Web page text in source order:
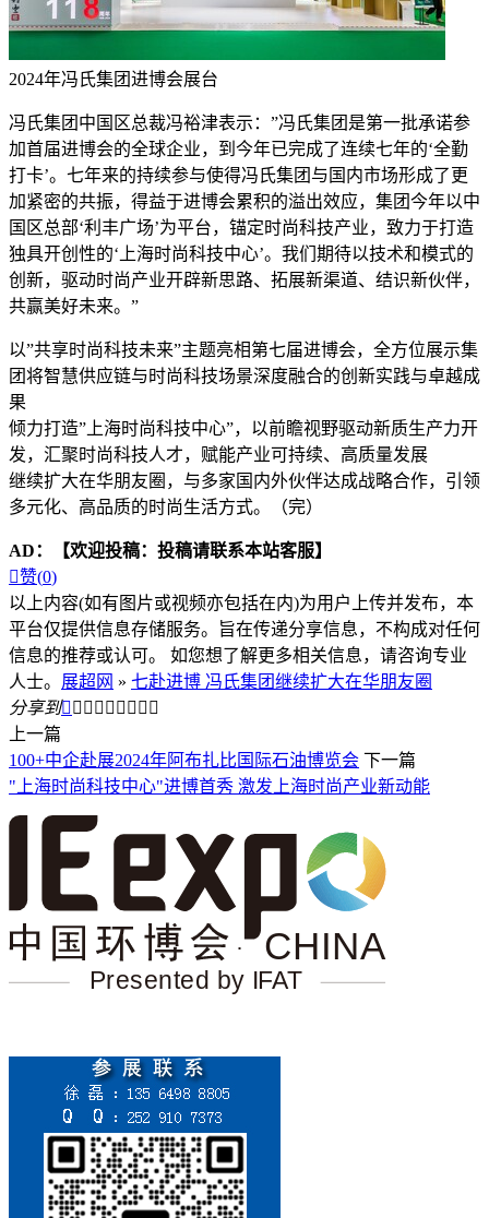
2024年冯氏集团进博会展台
冯氏集团中国区总裁冯裕津表示：”冯氏集团是第一批承诺参
加首届进博会的全球企业，到今年已完成了连续七年的‘全勤
打卡’。七年来的持续参与使得冯氏集团与国内市场形成了更
加紧密的共振，得益于进博会累积的溢出效应，集团今年以中
国区总部‘利丰广场’为平台，锚定时尚科技产业，致力于打造
独具开创性的‘上海时尚科技中心’。我们期待以技术和模式的
创新，驱动时尚产业开辟新思路、拓展新渠道、结识新伙伴，
共赢美好未来。”
以”共享时尚科技未来”主题亮相第七届进博会，全方位展示集
团将智慧供应链与时尚科技场景深度融合的创新实践与卓越成
果
倾力打造”上海时尚科技中心”，以前瞻视野驱动新质生产力开
发，汇聚时尚科技人才，赋能产业可持续、高质量发展
继续扩大在华朋友圈，与多家国内外伙伴达成战略合作，引领
多元化、高品质的时尚生活方式。（完）
AD：
【欢迎投稿：投稿请联系本站客服】
赞(0)
以上内容(如有图片或视频亦包括在内)为用户上传并发布，本
平台仅提供信息存储服务。旨在传递分享信息，不构成对任何
信息的推荐或认可。 如您想了解更多相关信息，请咨询专业
人士。 展超网 » 七赴进博 冯氏集团继续扩大在华朋友圈
分享到        
上一篇
100+中企赴展2024年阿布扎比国际石油博览会 下一篇
"上海时尚科技中心"进博首秀 激发上海时尚产业新动能